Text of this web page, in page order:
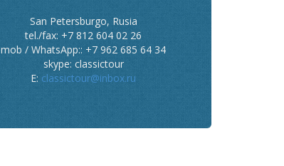
San Petersburgo, Rusia
tel./fax: +7 812 604 02 26
mob / WhatsApp:: +7 962 685 64 34
skype: classictour
E: classictour@inbox.ru